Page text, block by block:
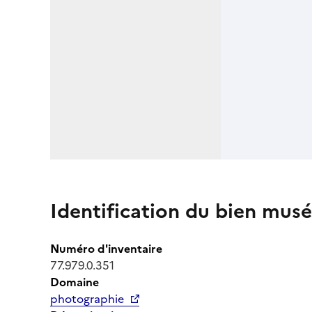
Identification du bien
Numéro d'inventaire
77.979.0.351
Domaine
photographie